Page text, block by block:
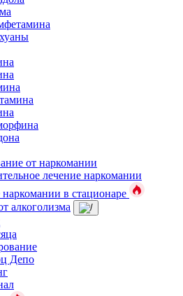
от наркомании
лечение наркомании
в стационаре
алкоголизма
Депо